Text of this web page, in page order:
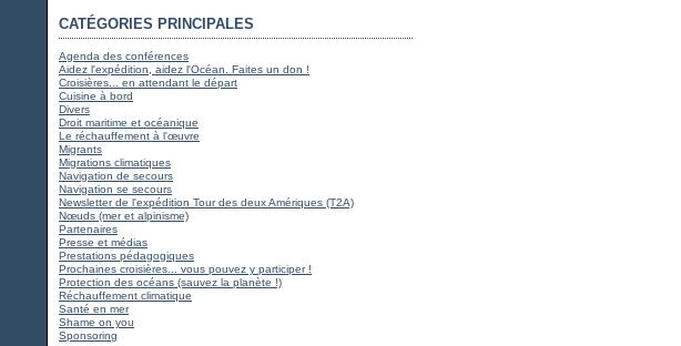
CATÉGORIES PRINCIPALES
Agenda des conférences
Aidez l'expédition, aidez l'Océan. Faites un don !
Croisières... en attendant le départ
Cuisine à bord
Divers
Droit maritime et océanique
Le réchauffement à l'œuvre
Migrants
Migrations climatiques
Navigation de secours
Navigation se secours
Newsletter de l'expédition Tour des deux Amériques (T2A)
Nœuds (mer et alpinisme)
Partenaires
Presse et médias
Prestations pédagogiques
Prochaines croisières... vous pouvez y participer !
Protection des océans (sauvez la planète !)
Réchauffement climatique
Santé en mer
Shame on you
Sponsoring